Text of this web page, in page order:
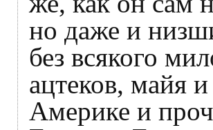
но даже и
без всякого
ацтеков, майя
Америке и